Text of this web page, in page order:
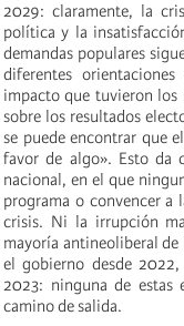
2029: claramente, la
política y la
demandas populares
diferentes
impacto que tuvieron los
sobre los resultados
se puede encontrar que
favor de algo». Esto da
nacional, en el que
programa o convencer a
crisis. Ni la irrupción
mayoría antineoliberal
el gobierno desde
2023: ninguna de estas
camino de salida.